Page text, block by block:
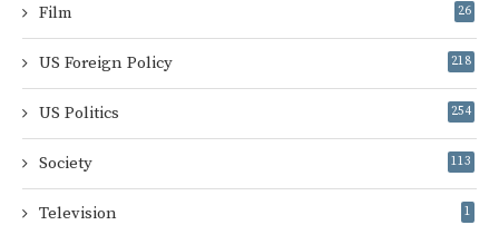
Film 26
US Foreign Policy 218
US Politics 254
Society 113
Television 1